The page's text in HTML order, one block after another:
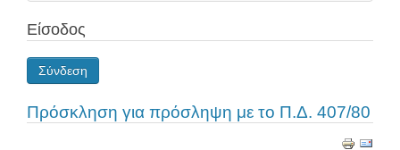
Είσοδος
Σύνδεση
Πρόσκληση για πρόσληψη με το Π.Δ. 407/80